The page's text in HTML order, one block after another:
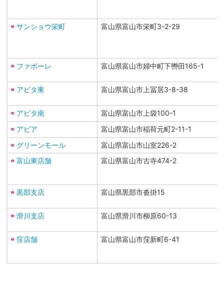
サンショウ栄町 富山県富山市栄町3-2-29
ファボーレ 富山県富山市婦中町下轡田165-1
アピタ東 富山県富山市上冨居3-8-38
アピタ南
富山県富山市上袋100-1
アピア
富山県富山市稲荷元町2-11-1
グリーンモール
富山県富山市山室226-2
富山東店舗
富山県富山市古寺474-2
黒部支店 富山県黒部市沓掛15
滑川支店 富山県滑川市柳原60-13
窪店舗 富山県富山市窪新町6-41